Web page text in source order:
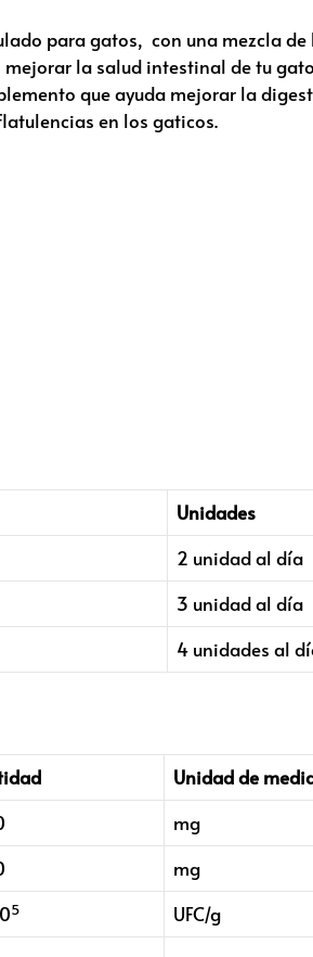
para gatos, con una mezcla
la salud intestinal de tu
que ayuda mejorar la
en los gaticos.
Unidades
2 unidad al día
3 unidad al día
4 unidades al
Unidad de
mg
mg
5
UFC/g